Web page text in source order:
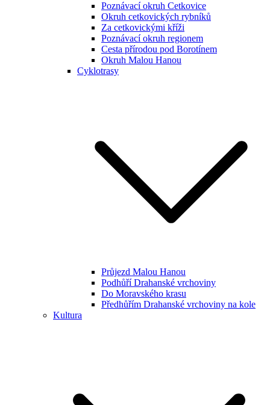
Poznávací okruh Cetkovice
Okruh cetkovických rybníků
Za cetkovickými kříži
Poznávací okruh regionem
Cesta přírodou pod Borotínem
Okruh Malou Hanou
Cyklotrasy
Průjezd Malou Hanou
Podhůří Drahanské vrchoviny
Do Moravského krasu
Předhůřím Drahanské vrchoviny na kole
Kultura